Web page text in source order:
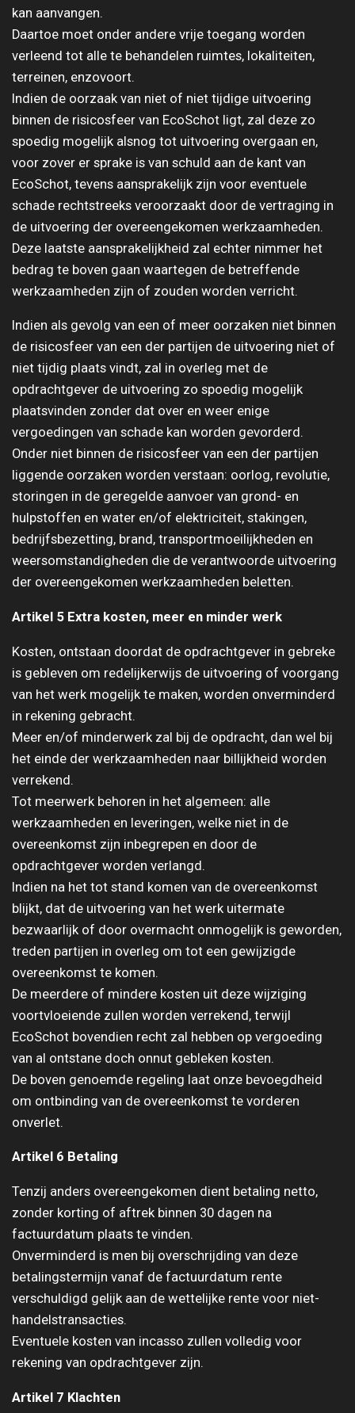
kan aanvangen.
Daartoe moet onder andere vrije toegang worden
verleend tot alle te behandelen ruimtes, lokaliteiten,
terreinen, enzovoort.
Indien de oorzaak van niet of niet tijdige uitvoering
binnen de risicosfeer van EcoSchot ligt, zal deze zo
spoedig mogelijk alsnog tot uitvoering overgaan en,
voor zover er sprake is van schuld aan de kant van
EcoSchot, tevens aansprakelijk zijn voor eventuele
schade rechtstreeks veroorzaakt door de vertraging in
de uitvoering der overeengekomen werkzaamheden.
Deze laatste aansprakelijkheid zal echter nimmer het
bedrag te boven gaan waartegen de betreffende
werkzaamheden zijn of zouden worden verricht.
Indien als gevolg van een of meer oorzaken niet binnen
de risicosfeer van een der partijen de uitvoering niet of
niet tijdig plaats vindt, zal in overleg met de
opdrachtgever de uitvoering zo spoedig mogelijk
plaatsvinden zonder dat over en weer enige
vergoedingen van schade kan worden gevorderd.
Onder niet binnen de risicosfeer van een der partijen
liggende oorzaken worden verstaan: oorlog, revolutie,
storingen in de geregelde aanvoer van grond- en
hulpstoffen en water en/of elektriciteit, stakingen,
bedrijfsbezetting, brand, transportmoeilijkheden en
weersomstandigheden die de verantwoorde uitvoering
der overeengekomen werkzaamheden beletten.
Artikel 5 Extra kosten, meer en minder werk
Kosten, ontstaan doordat de opdrachtgever in gebreke
is gebleven om redelijkerwijs de uitvoering of voorgang
van het werk mogelijk te maken, worden onverminderd
in rekening gebracht.
Meer en/of minderwerk zal bij de opdracht, dan wel bij
het einde der werkzaamheden naar billijkheid worden
verrekend.
Tot meerwerk behoren in het algemeen: alle
werkzaamheden en leveringen, welke niet in de
overeenkomst zijn inbegrepen en door de
opdrachtgever worden verlangd.
Indien na het tot stand komen van de overeenkomst
blijkt, dat de uitvoering van het werk uitermate
bezwaarlijk of door overmacht onmogelijk is geworden,
treden partijen in overleg om tot een gewijzigde
overeenkomst te komen.
De meerdere of mindere kosten uit deze wijziging
voortvloeiende zullen worden verrekend, terwijl
EcoSchot bovendien recht zal hebben op vergoeding
van al ontstane doch onnut gebleken kosten.
De boven genoemde regeling laat onze bevoegdheid
om ontbinding van de overeenkomst te vorderen
onverlet.
Artikel 6 Betaling
Tenzij anders overeengekomen dient betaling netto,
zonder korting of aftrek binnen 30 dagen na
factuurdatum plaats te vinden.
Onverminderd is men bij overschrijding van deze
betalingstermijn vanaf de factuurdatum rente
verschuldigd gelijk aan de wettelijke rente voor niet-
handelstransacties.
Eventuele kosten van incasso zullen volledig voor
rekening van opdrachtgever zijn.
Artikel 7 Klachten